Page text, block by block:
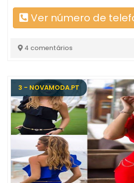
Ver número de
4 comentários
3 - NOVAMODA.PT